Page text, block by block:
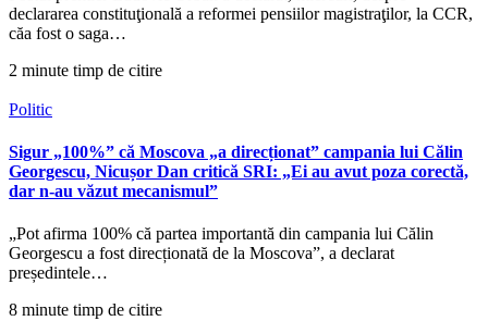
declararea constituţională a reformei pensiilor magistraţilor, la CCR,
căa fost o saga…
2 minute timp de citire
Politic
Sigur „100%” că Moscova „a direcționat” campania lui Călin
Georgescu, Nicușor Dan critică SRI: „Ei au avut poza corectă,
dar n-au văzut mecanismul”
„Pot afirma 100% că partea importantă din campania lui Călin
Georgescu a fost direcționată de la Moscova”, a declarat
președintele…
8 minute timp de citire